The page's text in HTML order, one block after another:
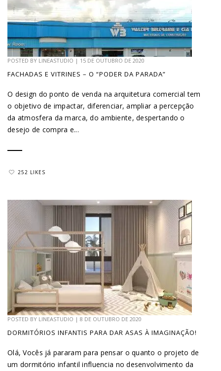
POSTED BY LINEASTUDIO | 15 DE OUTUBRO DE 2020
FACHADAS E VITRINES – O “PODER DA PARADA”
O design do ponto de venda na arquitetura comercial tem
o objetivo de impactar, diferenciar, ampliar a percepção
da atmosfera da marca, do ambiente, despertando o
desejo de compra e...
252 LIKES
POSTED BY LINEASTUDIO | 8 DE OUTUBRO DE 2020
DORMITÓRIOS INFANTIS PARA DAR ASAS À IMAGINAÇÃO!
Olá, Vocês já pararam para pensar o quanto o projeto de
um dormitório infantil influencia no desenvolvimento da